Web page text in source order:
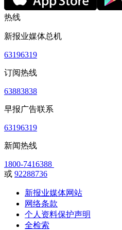
热线
新报业媒体总机
63196319
订阅热线
63883838
早报广告联系
63196319
新闻热线
1800-7416388
或 92288736
新报业媒体网站
网络条款
个人资料保护声明
全检索